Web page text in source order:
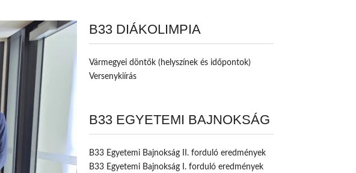
B33 DIÁKOLIMPIA
Vármegyei döntők (helyszínek és időpontok)
Versenykiírás
B33 EGYETEMI BAJNOKSÁG
B33 Egyetemi Bajnokság II. forduló eredmények
B33 Egyetemi Bajnokság I. forduló eredmények